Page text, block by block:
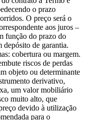
o prazo
O preço será o
aos juros –
função do prazo do
depósito de garantia.
cobertura ou margem.
riscos de perdas
objeto ou determinante
derivativo,
um valor mobiliário
muito alto, que
devido à utilização
para o